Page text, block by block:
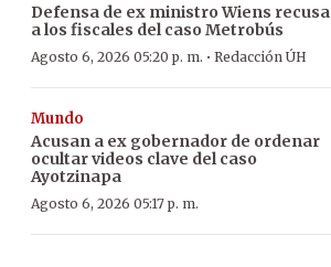
Defensa de ex ministro Wiens recusa
a los fiscales del caso Metrobús
Agosto 6, 2026 05:20 p. m. · Redacción ÚH
Mundo
Acusan a ex gobernador de ordenar
ocultar videos clave del caso
Ayotzinapa
Agosto 6, 2026 05:17 p. m.